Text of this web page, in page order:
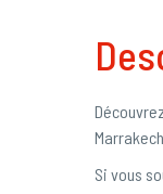
Si vous